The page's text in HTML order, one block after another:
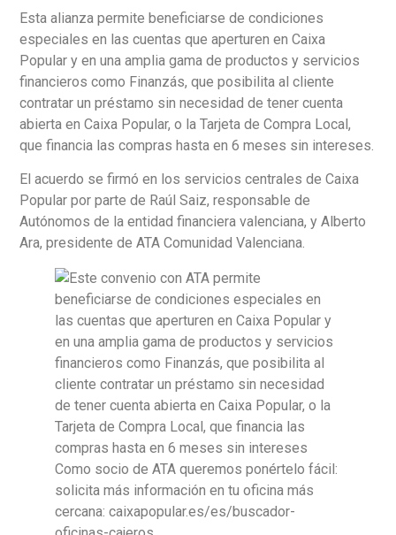
Esta alianza permite beneficiarse de condiciones
especiales en las cuentas que aperturen en Caixa
Popular y en una amplia gama de productos y servicios
financieros como Finanzás, que posibilita al cliente
contratar un préstamo sin necesidad de tener cuenta
abierta en Caixa Popular, o la Tarjeta de Compra Local,
que financia las compras hasta en 6 meses sin intereses.
El acuerdo se firmó en los servicios centrales de Caixa
Popular por parte de Raúl Saiz, responsable de
Autónomos de la entidad financiera valenciana, y Alberto
Ara, presidente de ATA Comunidad Valenciana.